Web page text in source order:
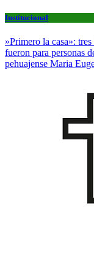
Institucional
»Primero la casa»:
fueron para personas
pehuajense Maria